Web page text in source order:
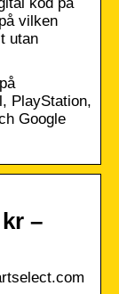
vilken
utan
PlayStation,
Google
–